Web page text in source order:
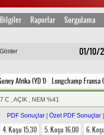
Raporlar Sorgulama
01/10/
Afrika (YD 1) Longchamp Fransa
C , AÇIK , NEM %41
PDF Sonuçlar Özet PDF Sonuçlar
4. Koşu 15.30 5. Koşu 16.00 6.